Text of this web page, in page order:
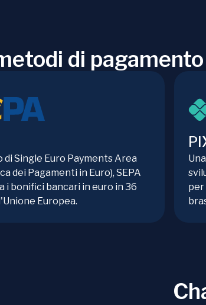
di
di Single Euro Payments Area
dei Pagamenti in Euro), SEPA
i bonifici bancari in euro in 36
Europea.
per